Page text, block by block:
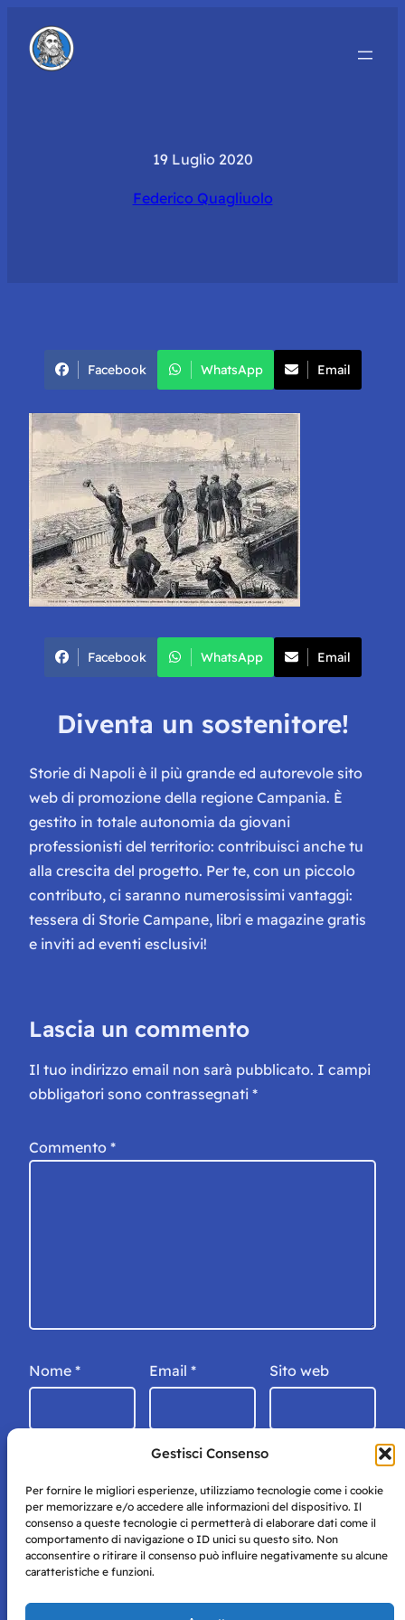
Gestisci Consenso
Per fornire le migliori esperienze, utilizziamo tecnologie come i cookie
per memorizzare e/o accedere alle informazioni del dispositivo. Il
consenso a queste tecnologie ci permetterà di elaborare dati come il
comportamento di navigazione o ID unici su questo sito. Non
acconsentire o ritirare il consenso può influire negativamente su alcune
caratteristiche e funzioni.
19 Luglio 2020
Federico Quagliuolo
Facebook WhatsApp Email
Facebook WhatsApp Email
Diventa un sostenitore!
Storie di Napoli è il più grande ed autorevole sito
web di promozione della regione Campania. È
gestito in totale autonomia da giovani
professionisti del territorio: contribuisci anche tu
alla crescita del progetto. Per te, con un piccolo
contributo, ci saranno numerosissimi vantaggi:
tessera di Storie Campane, libri e magazine gratis
e inviti ad eventi esclusivi!
Lascia un commento
Il tuo indirizzo email non sarà pubblicato. I campi
obbligatori sono contrassegnati *
Commento *
Nome * Email * Sito web